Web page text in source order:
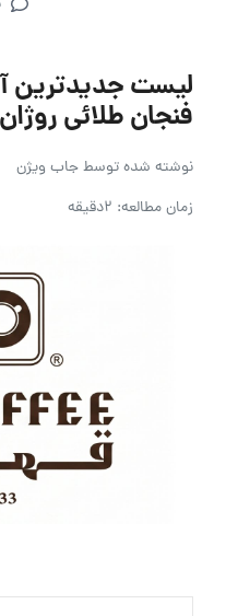
لیست جدیدترین
فنجان طلائی روژان | ۹ تیر
نوشته شده توسطجاب ویژن
زمان مطالعه: 2دقیقه